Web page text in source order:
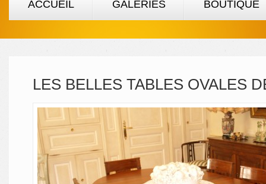
ACCUEIL GALERIES BOUTIQUE
LES BELLES TABLES OVALES